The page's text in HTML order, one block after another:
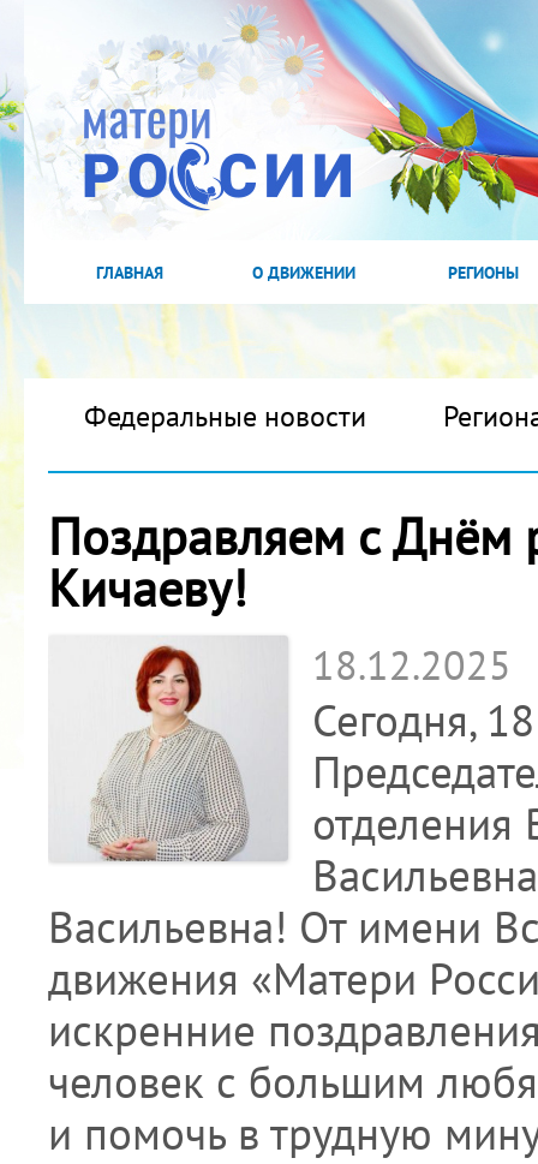
ГЛАВНАЯ О ДВИЖЕНИИ РЕГИОНЫ
Федеральные новости
Поздравляем с Днём
Кичаеву!
18.12.2025
Сегодня,
Васильевна! От имени
движения «Матери
искренние
человек с большим
и помочь в трудную